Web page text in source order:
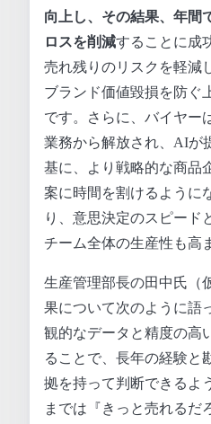
向上し、その結果、年間
ロスを削減することに成
売れ残りのリスクを軽減
ブランド価値毀損を防ぐ
です。さらに、バイヤー
業務から解放され、AIが
基に、より戦略的な商品
案に時間を割けるように
り、意思決定のスピード
チーム全体の生産性も高
生産管理部長の田中氏（
果について次のように語
観的なデータと精度の高
ることで、長年の経験と
拠を持って判断できるよ
までは『きっと売れるだ